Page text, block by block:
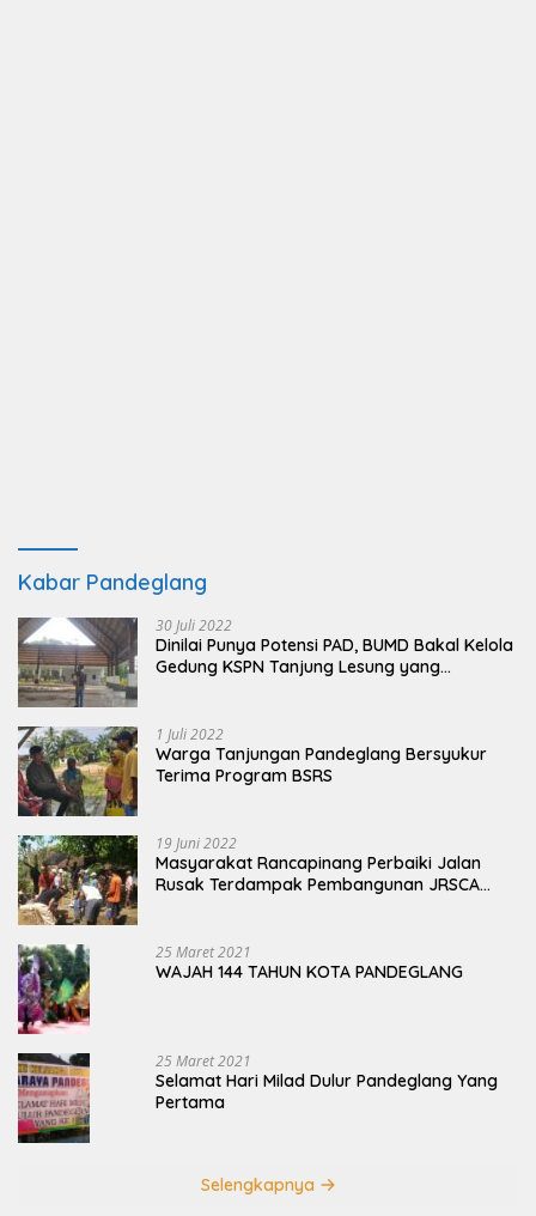
Kabar Pandeglang
30 Juli 2022
Dinilai Punya Potensi PAD, BUMD Bakal Kelola
Gedung KSPN Tanjung Lesung yang
1 Juli 2022
Warga Tanjungan Pandeglang Bersyukur
Terima Program BSRS
19 Juni 2022
Masyarakat Rancapinang Perbaiki Jalan
Rusak Terdampak Pembangunan JRSCA
25 Maret 2021
WAJAH 144 TAHUN KOTA PANDEGLANG
25 Maret 2021
Selamat Hari Milad Dulur Pandeglang Yang
Pertama
Selengkapnya